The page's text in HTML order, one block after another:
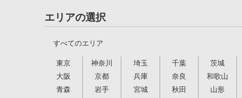
エリアの選択
すべてのエリア
東京 神奈川 埼玉 千葉 茨城
大阪
京都 兵庫 奈良 和歌山
青森
岩手 宮城 秋田 山形